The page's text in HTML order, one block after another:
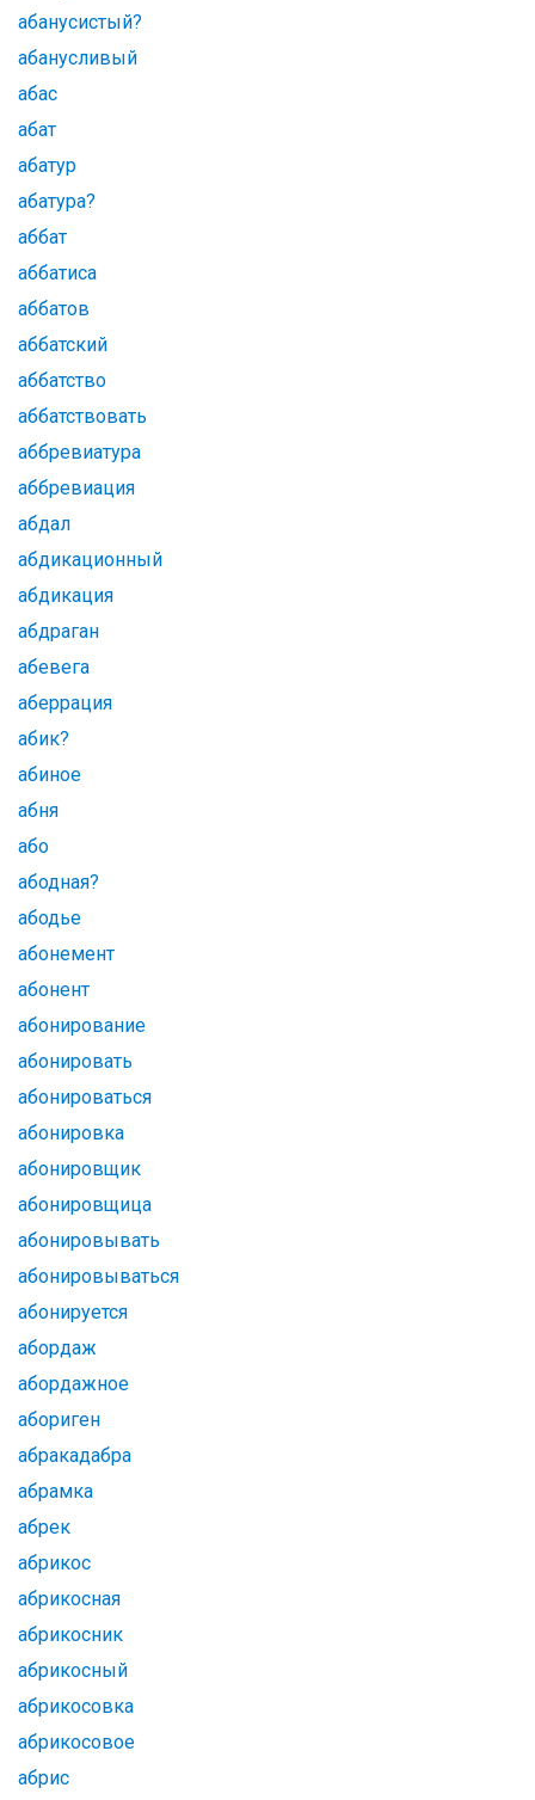
абанусистый?
абанусливый
абас
абат
абатур
абатура?
аббат
аббатиса
аббатов
аббатский
аббатство
аббатствовать
аббревиатура
аббревиация
абдал
абдикационный
абдикация
абдраган
абевега
аберрация
абик?
абиное
абня
або
абодная?
абодье
абонемент
абонент
абонирование
абонировать
абонироваться
абонировка
абонировщик
абонировщица
абонировывать
абонировываться
абонируется
абордаж
абордажное
абориген
абракадабра
абрамка
абрек
абрикос
абрикосная
абрикосник
абрикосный
абрикосовка
абрикосовое
абрис